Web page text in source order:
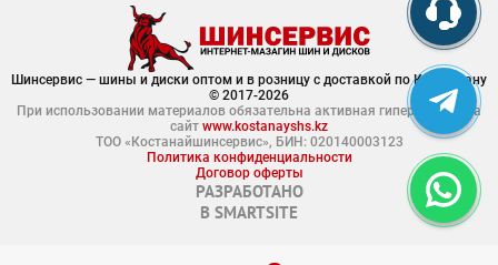
Шинсервис — шины и диски оптом и в розницу с доставкой по Казахстану
© 2017-2026
При использовании материалов обязательна активная гиперссылка на
сайт www.kostanayshs.kz
ТОО «Костанайшинсервис», БИН: 020140003123
Политика конфиденциальности
Договор оферты
РАЗРАБОТАНО
В SMARTSITE